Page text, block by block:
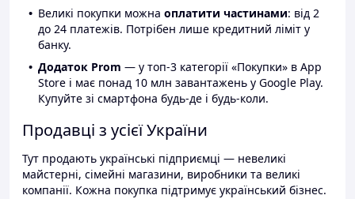
Великі покупки можна оплатити частинами: від 2
до 24 платежів. Потрібен лише кредитний ліміт у
банку.
Додаток Prom — у топ-3 категорії «Покупки» в App
Store і має понад 10 млн завантажень у Google Play.
Купуйте зі смартфона будь-де і будь-коли.
Продавці з усієї України
Тут продають українські підприємці — невеликі
майстерні, сімейні магазини, виробники та великі
компанії. Кожна покупка підтримує український бізнес.